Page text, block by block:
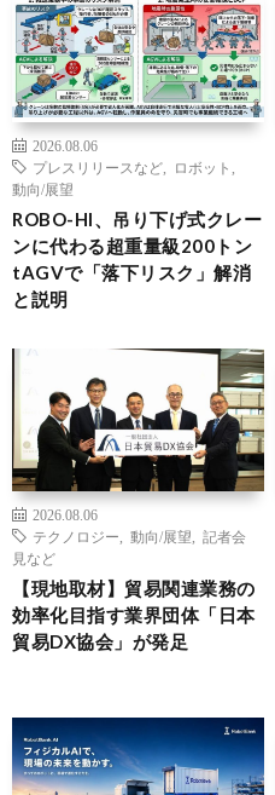
2026.08.06
プレスリリースなど
ロボット
動向/展望
ROBO-HI、吊り下げ式クレー
ンに代わる超重量級200トン
tAGVで「落下リスク」解消
と説明
2026.08.06
テクノロジー
動向/展望
記者会
見など
【現地取材】貿易関連業務の
効率化目指す業界団体「日本
貿易DX協会」が発足